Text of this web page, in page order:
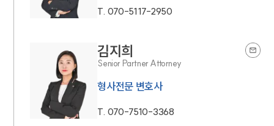
T. 070-5117-2950
김지희
Senior Partner Attorney
형사전문 변호사
T. 070-7510-3368